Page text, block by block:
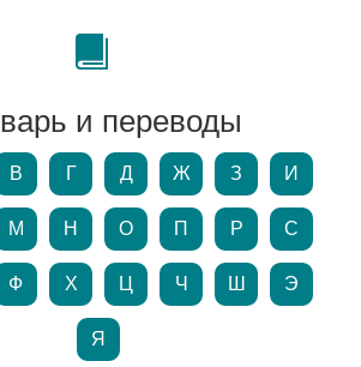
и переводы
В Г Д Ж З И
М Н О П Р С
Ф Х Ц Ч Ш Э
Я